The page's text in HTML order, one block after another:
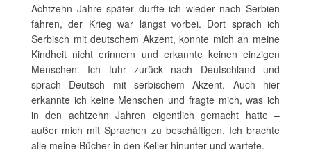
Achtzehn Jahre später durfte ich wieder nach Serbien
fahren, der Krieg war längst vorbei. Dort sprach ich
Serbisch mit deutschem Akzent, konnte mich an meine
Kindheit nicht erinnern und erkannte keinen einzigen
Menschen. Ich fuhr zurück nach Deutschland und
sprach Deutsch mit serbischem Akzent. Auch hier
erkannte ich keine Menschen und fragte mich, was ich
in den achtzehn Jahren eigentlich gemacht hatte –
außer mich mit Sprachen zu beschäftigen. Ich brachte
alle meine Bücher in den Keller hinunter und wartete.